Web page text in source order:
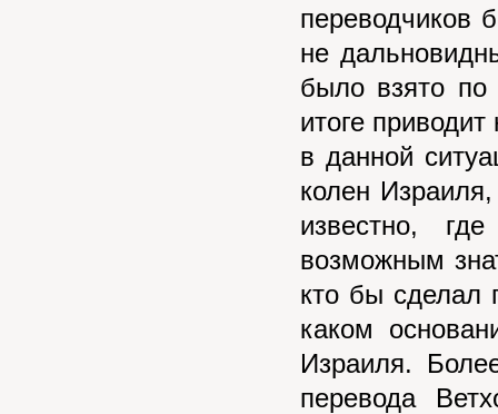
переводчиков
не
было взято по
итоге
в данной
колен
известно,
возможным
кто бы сделал
каком
Израиля.
перевода